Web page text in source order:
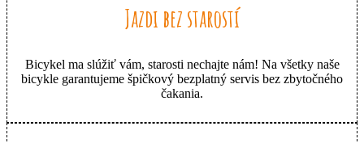
Jazdi bez starostí
Bicykel ma slúžiť vám, starosti nechajte nám! Na všetky naše
bicykle garantujeme špičkový bezplatný servis bez zbytočného
čakania.